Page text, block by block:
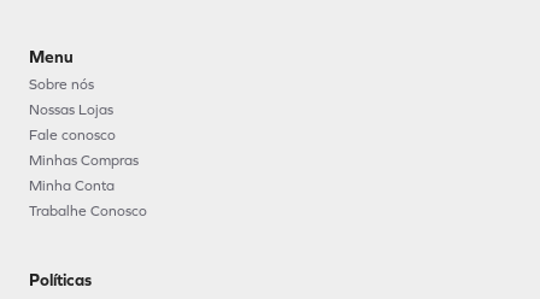
Menu
Sobre nós
Nossas Lojas
Fale conosco
Minhas Compras
Minha Conta
Trabalhe Conosco
Políticas